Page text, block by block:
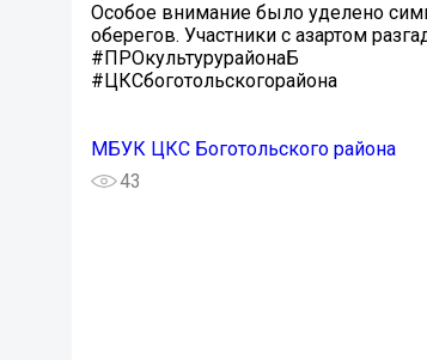
Особое внимание было уделено
оберегов. Участники с азартом
#ПРОкультурурайонаБ
#ЦКСбоготольскогорайона
МБУК ЦКС Боготольского района
43